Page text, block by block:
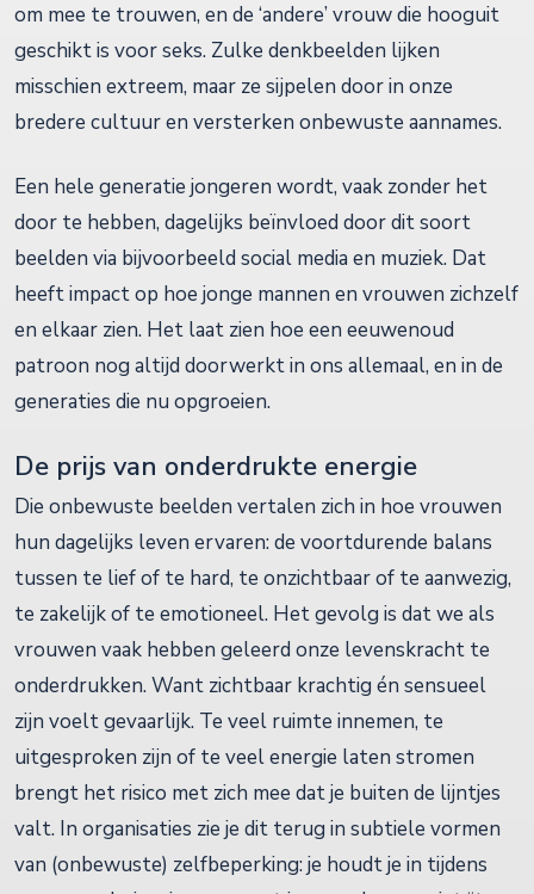
om mee te trouwen, en de ‘andere’ vrouw die hooguit
geschikt is voor seks. Zulke denkbeelden lijken
misschien extreem, maar ze sijpelen door in onze
bredere cultuur en versterken onbewuste aannames.
Een hele generatie jongeren wordt, vaak zonder het
door te hebben, dagelijks beïnvloed door dit soort
beelden via bijvoorbeeld social media en muziek. Dat
heeft impact op hoe jonge mannen en vrouwen zichzelf
en elkaar zien. Het laat zien hoe een eeuwenoud
patroon nog altijd doorwerkt in ons allemaal, en in de
generaties die nu opgroeien.
De prijs van onderdrukte energie
Die onbewuste beelden vertalen zich in hoe vrouwen
hun dagelijks leven ervaren: de voortdurende balans
tussen te lief of te hard, te onzichtbaar of te aanwezig,
te zakelijk of te emotioneel. Het gevolg is dat we als
vrouwen vaak hebben geleerd onze levenskracht te
onderdrukken. Want zichtbaar krachtig én sensueel
zijn voelt gevaarlijk. Te veel ruimte innemen, te
uitgesproken zijn of te veel energie laten stromen
brengt het risico met zich mee dat je buiten de lijntjes
valt. In organisaties zie je dit terug in subtiele vormen
van (onbewuste) zelfbeperking: je houdt je in tijdens